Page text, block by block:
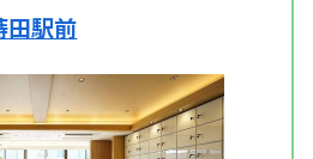
田駅前